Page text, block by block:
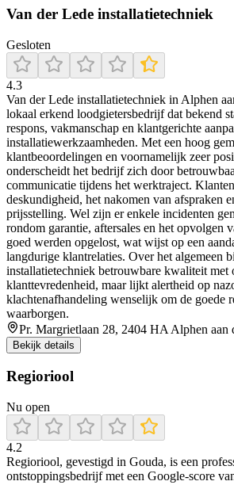
Van der Lede installatietechniek
Gesloten
4.3
Van der Lede installatietechniek in Alphen
lokaal erkend loodgietersbedrijf dat bekend
respons, vakmanschap en klantgerichte
installatiewerkzaamheden. Met een hoog
klantbeoordelingen en voornamelijk zeer
onderscheidt het bedrijf zich door
communicatie tijdens het werktraject.
deskundigheid, het nakomen van afspraken
prijsstelling. Wel zijn er enkele incidenten
rondom garantie, aftersales en het opvolgen
goed werden opgelost, wat wijst op een
langdurige klantrelaties. Over het algemeen
installatietechniek betrouwbare kwaliteit met
klanttevredenheid, maar lijkt alertheid op
klachtenafhandeling wenselijk om de goede
waarborgen.
Pr. Margrietlaan 28, 2404 HA Alphen aan
Bekijk details
Regioriool
Nu open
4.2
Regioriool, gevestigd in Gouda, is een
ontstoppingsbedrijf met een Google-score